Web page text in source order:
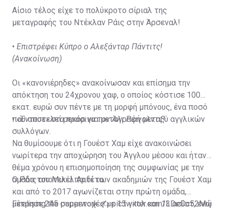
Αίσιο τέλος είχε το πολύκροτο σίριαλ της
μεταγραφής του Ντέκλαν Ράις στην Άρσεναλ!
• Επιστρέφει Κύπρο ο Αλεξάνταρ Πάντιτς!
(Ανακοίνωση)
Οι «κανονιέρηδες» ανακοίνωσαν και επίσημα την
απόκτηση του 24χρονου χαφ, ο οποίος κόστισε 100
εκατ. ευρώ συν πέντε με τη μορφή μπόνους, ένα ποσό
που αποτελεί ρεκόρ για μεταγραφή μεταξύ αγγλικών
συλλόγων.
•«Έντυσε» στα πράσινα τον Άλι Ρέινολντς!
Να θυμίσουμε ότι η Γουέστ Χαμ είχε ανακοινώσει
νωρίτερα την αποχώρηση του Άγγλου μέσου και ήταν
θέμα χρόνου η επισημοποίηση της συμφωνίας με την
ομάδα του Μικέλ Αρτέτα.
Ο Ράις αποτελεί παιδί των ακαδημιών της Γουέστ Χαμ
και από το 2017 αγωνίζεται στην πρώτη ομάδα,
μέτρησε 245 συμμετοχές με 15 γκολ και 13 ασίστ, ενώ
Finalising the paperwork ✍️pic.twitter.com/LDeDc52Mnj